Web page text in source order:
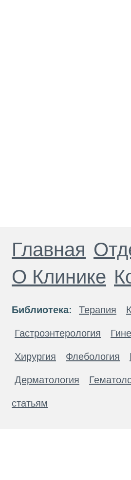
Главная
О Клинике
Библиотека: Терапия
Гастроэнтерология
Хирургия Флебология
Дерматология
статьям